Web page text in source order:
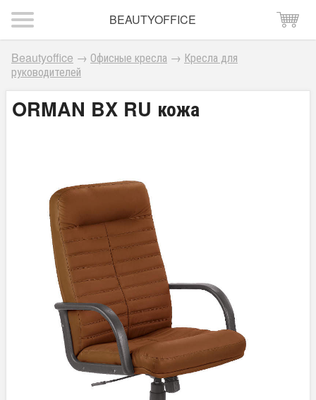
BEAUTYOFFICE
Beautyoffice → Офисные кресла → Кресла для
руководителей
ORMAN BX RU кожа